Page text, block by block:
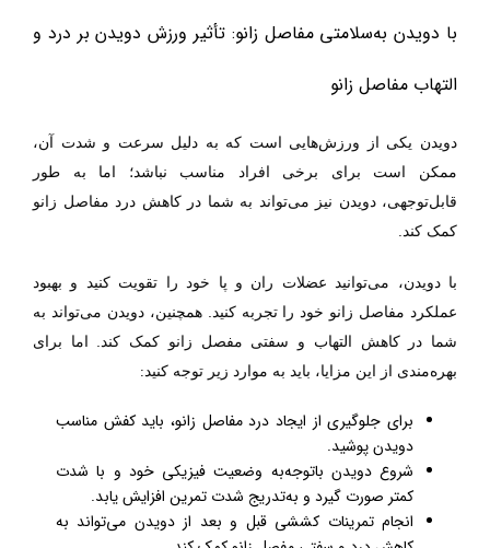
با دویدن بهسلامتی مفاصل زانو: تأثیر ورزش دویدن بر درد و
التهاب مفاصل زانو
دویدن یکی از ورزشهایی است که به دلیل سرعت و شدت آن،
ممکن است برای برخی افراد مناسب نباشد؛ اما به طور
قابلتوجهی، دویدن نیز میتواند به شما در کاهش درد مفاصل زانو
کمک کند.
با دویدن، میتوانید عضلات ران و پا خود را تقویت کنید و بهبود
عملکرد مفاصل زانو خود را تجربه کنید. همچنین، دویدن میتواند به
شما در کاهش التهاب و سفتی مفصل زانو کمک کند. اما برای
بهره‌مندی از این مزایا، باید به موارد زیر توجه کنید:
برای جلوگیری از ایجاد درد مفاصل زانو، باید کفش مناسب
دویدن پوشید.
شروع دویدن باتوجه‌به وضعیت فیزیکی خود و با شدت
کمتر صورت گیرد و بهتدریج شدت تمرین افزایش یابد.
انجام تمرینات کششی قبل و بعد از دویدن میتواند به